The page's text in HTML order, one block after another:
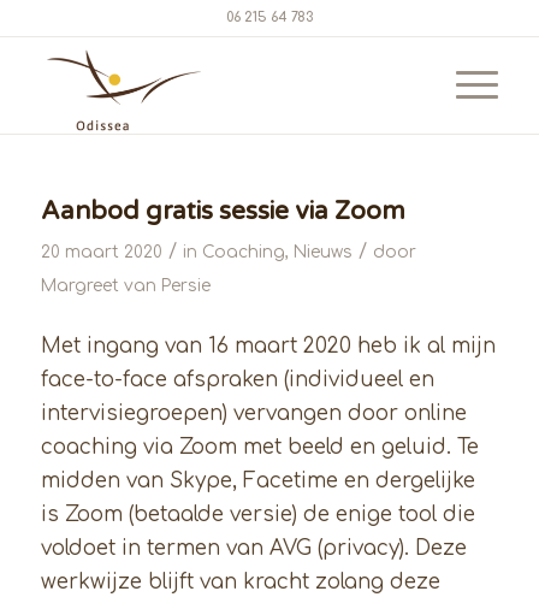
06 215 64 783
Aanbod gratis sessie via Zoom
20 maart 2020 / in Coaching, Nieuws / door
Margreet van Persie
Met ingang van 16 maart 2020 heb ik al mijn
face-to-face afspraken (individueel en
intervisiegroepen) vervangen door online
coaching via Zoom met beeld en geluid. Te
midden van Skype, Facetime en dergelijke
is Zoom (betaalde versie) de enige tool die
voldoet in termen van AVG (privacy). Deze
werkwijze blijft van kracht zolang deze